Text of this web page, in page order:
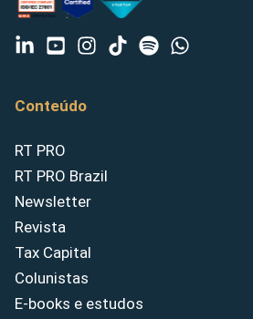
Conteúdo
RT PRO
RT PRO Brazil
Newsletter
Revista
Tax Capital
Colunistas
E-books e estudos